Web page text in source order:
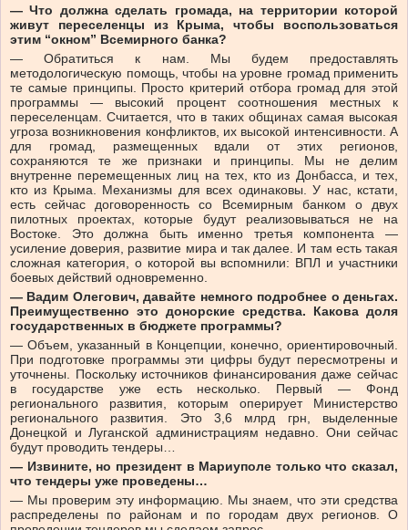
— Что должна сделать громада, на территории которой
живут переселенцы из Крыма, чтобы воспользоваться
этим “окном” Всемирного банка?
— Обратиться к нам. Мы будем предоставлять
методологическую помощь, чтобы на уровне громад применить
те самые принципы. Просто критерий отбора громад для этой
программы — высокий процент соотношения местных к
переселенцам. Считается, что в таких общинах самая высокая
угроза возникновения конфликтов, их высокой интенсивности. А
для громад, размещенных вдали от этих регионов,
сохраняются те же признаки и принципы. Мы не делим
внутренне перемещенных лиц на тех, кто из Донбасса, и тех,
кто из Крыма. Механизмы для всех одинаковы. У нас, кстати,
есть сейчас договоренность со Всемирным банком о двух
пилотных проектах, которые будут реализовываться не на
Востоке. Это должна быть именно третья компонента —
усиление доверия, развитие мира и так далее. И там есть такая
сложная категория, о которой вы вспомнили: ВПЛ и участники
боевых действий одновременно.
— Вадим Олегович, давайте немного подробнее о деньгах.
Преимущественно это донорские средства. Какова доля
государственных в бюджете программы?
— Объем, указанный в Концепции, конечно, ориентировочный.
При подготовке программы эти цифры будут пересмотрены и
уточнены. Поскольку источников финансирования даже сейчас
в государстве уже есть несколько. Первый — Фонд
регионального развития, которым оперирует Министерство
регионального развития. Это 3,6 млрд грн, выделенные
Донецкой и Луганской администрациям недавно. Они сейчас
будут проводить тендеры…
— Извините, но президент в Мариуполе только что сказал,
что тендеры уже проведены…
— Мы проверим эту информацию. Мы знаем, что эти средства
распределены по районам и по городам двух регионов. О